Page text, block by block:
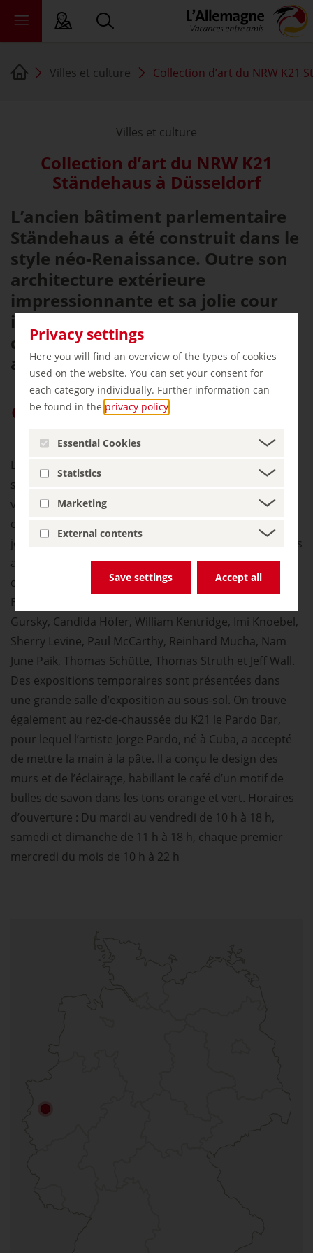
Privacy settings
Here you will find an overview of the types of cookies
used on the website. You can set your consent for
each category individually. Further information can
be found in the privacy policy
Essential Cookies
Statistics
Marketing
External contents
Save settings Accept all
de nous
Villes et culture Collection d’art du NRW K21
Villes et culture
Collection d’art du NRW K21
Ständehaus à Düsseldorf
L’ancien bâtiment parlementaire
Ständehaus a été construit dans le
style néo-Renaissance. Outre son
architecture extérieure
impressionnante et sa jolie cour
intérieure, la collection d’art
contemporain international qu’il
abrite mérite également le détour.
Privilégier « germany.travel » sur Google
Le musée accueille ses visiteurs dans une salle
spectaculaire, surmontée d’un immense dôme de
verre. Sur cinq niveaux, il présente sa collection
complète, qui s’étend de la fin des années 1970 à nos
jours, avec de nombreuses salles dédiées à des artistes
ainsi que des installations de films et de vidéos. Il s’agit
d’œuvres d’artistes comme Eija-Liisa Ahtila, Marcel
Broodthaers, Katharina Fritsch, Dan Graham, Andreas
Gursky, Candida Höfer, William Kentridge, Imi Knoebel,
Sherry Levine, Paul McCarthy, Reinhard Mucha, Nam
June Paik, Thomas Schütte, Thomas Struth et Jeff Wall.
Des expositions temporaires sont présentées dans
une grande salle d’exposition au sous-sol. On trouve
également au rez-de-chaussée du K21 le Pardo Bar,
pour lequel l’artiste Jorge Pardo, né à Cuba, a accepté
de mettre la main à la pâte. Il a conçu le design des
murs et de l’éclairage, habillant le café d’un motif de
bulles de savon dans les tons orange et vert. Horaires
d’ouverture : Du mardi au vendredi de 10 h à 18 h,
samedi et dimanche de 11 h à 18 h, chaque premier
mercredi du mois de 10 h à 22 h